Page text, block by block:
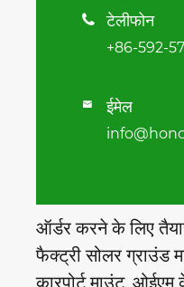
 टेलीफोन
+86-592-
 ईमेल
ऑर्डर करने के लिए
फैक्ट्री सोलर ग्राउंड